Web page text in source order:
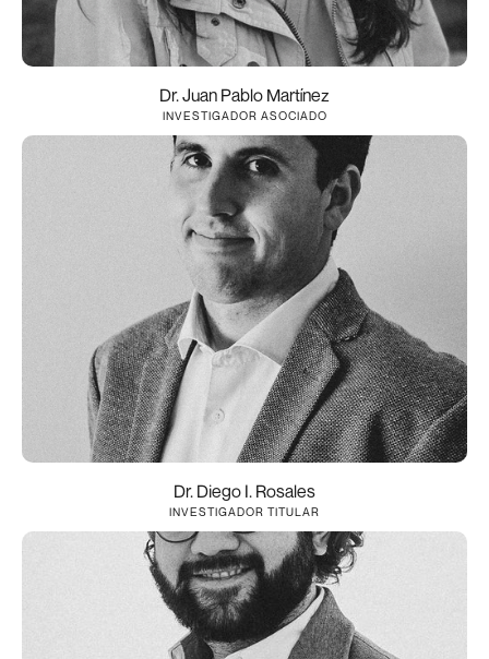
Dr. Juan Pablo Martínez
INVESTIGADOR ASOCIADO
Dr. Diego I. Rosales
INVESTIGADOR TITULAR